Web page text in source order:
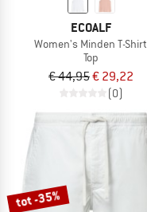
ECOALF
Women's Minden T-Shirt
Top
€ 44,95€ 29,22
(0)
tot -35%